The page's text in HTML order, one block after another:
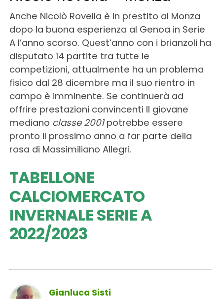
Anche Nicolò Rovella è in prestito al Monza
dopo la buona esperienza al Genoa in Serie
A l’anno scorso. Quest’anno con i brianzoli ha
disputato 14 partite tra tutte le
competizioni, attualmente ha un problema
fisico dal 28 dicembre ma il suo rientro in
campo è imminente. Se continuerà ad
offrire prestazioni convincenti Il giovane
mediano classe 2001potrebbe essere
pronto il prossimo anno a far parte della
rosa di Massimiliano Allegri.
TABELLONE
CALCIOMERCATO
INVERNALE SERIE A
2022/2023
Gianluca Sisti